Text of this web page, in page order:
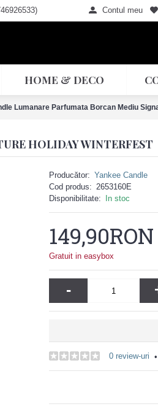
Contul meu
HOME & DECO
Lumanare Parfumata Borcan Mediu
HOLIDAY WINTERFEST
Producător: Yankee Candle
Cod produs: 2653160E
Disponibilitate:
In stoc
149,90RON
Gratuit in easybox
-
0 review-uri •